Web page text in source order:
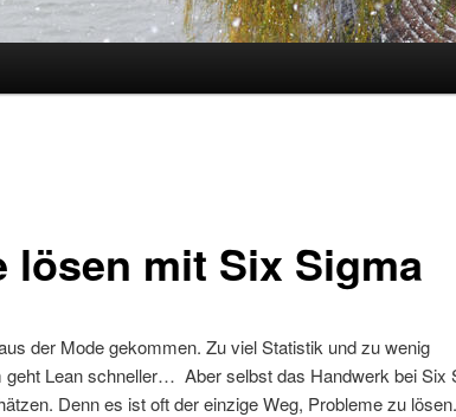
lösen mit Six Sigma
der Mode gekommen. Zu viel Statistik und zu wenig
geht Lean schneller… Aber selbst das Handwerk bei Six
Denn es ist oft der einzige Weg, Probleme zu